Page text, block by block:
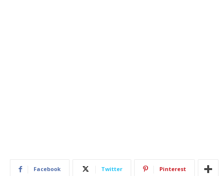
Facebook Twitter Pinterest